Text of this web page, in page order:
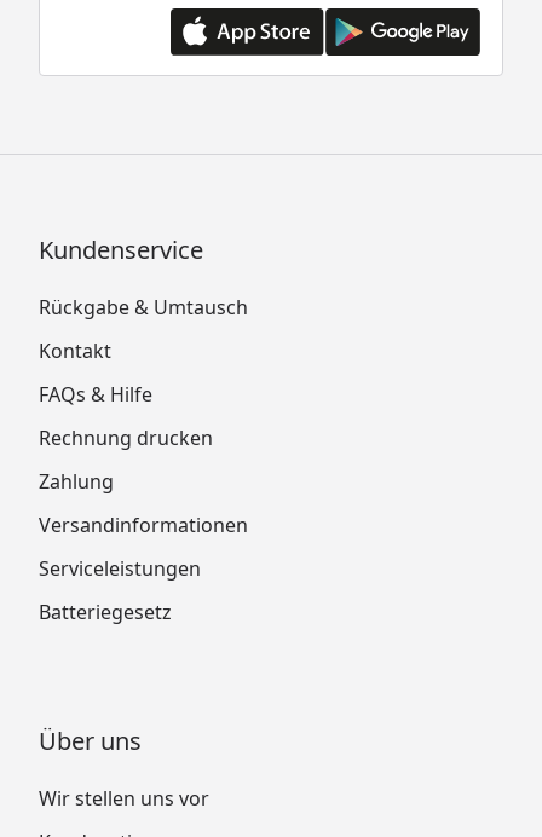
Kundenservice
Rückgabe & Umtausch
Kontakt
FAQs & Hilfe
Rechnung drucken
Zahlung
Versandinformationen
Serviceleistungen
Batteriegesetz
Über uns
Wir stellen uns vor